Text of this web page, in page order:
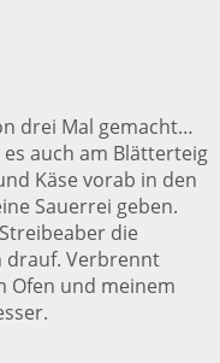
drei Mal gemacht…
auch am Blätterteig
Käse vorab in den
Sauerrei geben.
die
drauf. Verbrennt
Ofen und meinem